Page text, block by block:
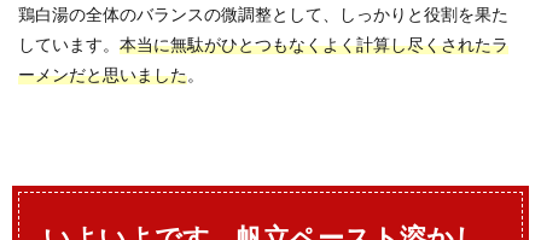
鶏白湯の全体のバランスの微調整として、しっかりと役割を果た
しています。 本当に無駄がひとつもなくよく計算し尽くされたラ
ーメンだと思いました。